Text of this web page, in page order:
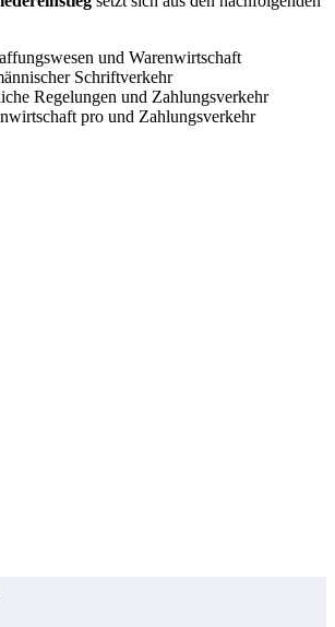
und Warenwirtschaft
Schriftverkehr
Regelungen und Zahlungsverkehr
pro und Zahlungsverkehr